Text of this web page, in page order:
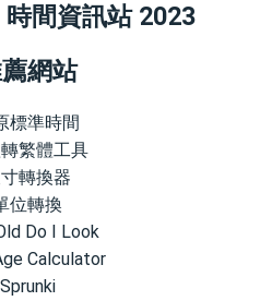
間資訊站 2023
網站
標準時間
繁體工具
轉換器
位轉換
Do I Look
Calculator
Sprunki